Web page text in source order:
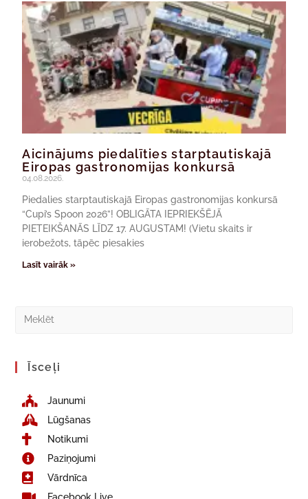
Aicinājums piedalīties starptautiskajā
Eiropas gastronomijas konkursā
04.08.2026.
Piedalies starptautiskajā Eiropas gastronomijas konkursā
“Cupi’s Spoon 2026”! OBLIGĀTA IEPRIEKŠĒJĀ
PIETEIKŠANĀS LĪDZ 17. AUGUSTAM! (Vietu skaits ir
ierobežots, tāpēc piesakies
Lasīt vairāk »
Īsceļi
Jaunumi
Lūgšanas
Notikumi
Paziņojumi
Vārdnīca
Facebook Live